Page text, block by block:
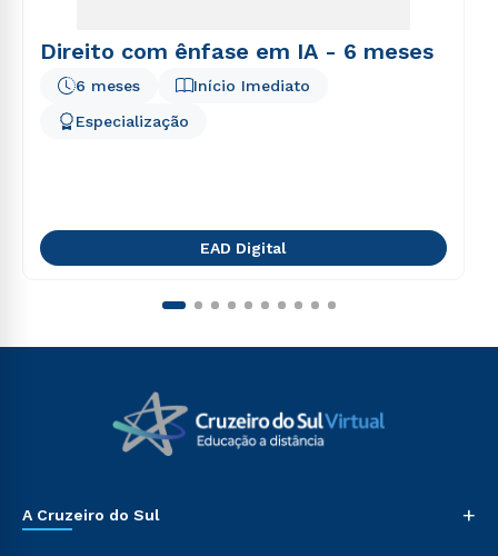
Direito com ênfase em IA - 6 meses
Início Imediato
6 meses
Especialização
EAD Digital
A Cruzeiro do Sul +